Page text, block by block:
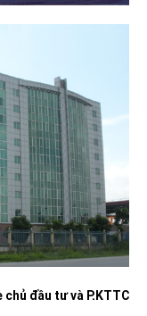
đầu tư và P.KTTC